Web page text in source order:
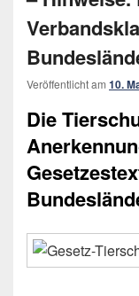
Veröffentlicht am 10.
Die